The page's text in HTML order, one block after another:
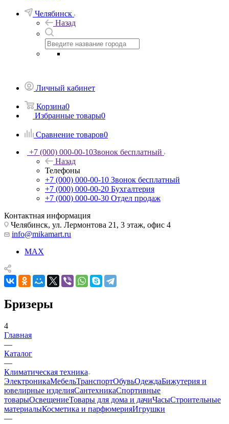
Челябинск
Назад
Личный кабинет
Корзина0
Избранные товары0
Сравнение товаров0
+7 (000) 000-00-10Звонок бесплатный
Назад
Телефоны
+7 (000) 000-00-10 Звонок бесплатный
+7 (000) 000-00-20 Бухгалтерия
+7 (000) 000-00-30 Отдел продаж
Контактная информация
Челябинск, ул. Лермонтова 21, 3 этаж, офис 4
info@mikamart.ru
MAX
Бризеры
4
Главная
—
Каталог
—
Климатическая техника
ЭлектроникаМебельТранспортОбувьОдеждаБижутерия и
ювелирные изделияСантехникаСпортивные
товарыОсвещениеТовары для дома и дачиЧасыСтроительные
материалыКосметика и парфюмерияИгрушки
—